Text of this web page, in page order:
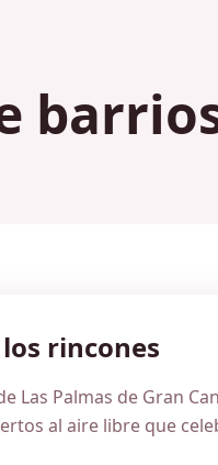
rincones
Las Palmas de Gran
al aire libre que